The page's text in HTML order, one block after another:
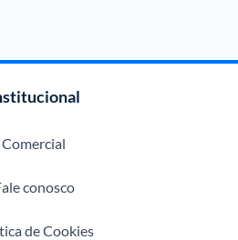
Comercial
conosco
de Cookies